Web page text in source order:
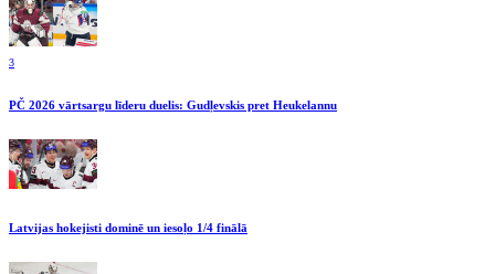
3
PČ 2026 vārtsargu līderu duelis: Gudļevskis pret Heukelannu
Latvijas hokejisti dominē un iesoļo 1/4 finālā